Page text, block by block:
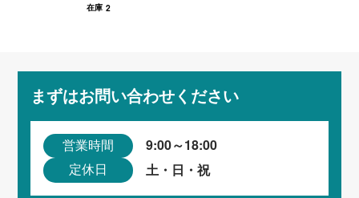
在庫 2
まずはお問い合わせください
営業時間 9:00～18:00
定休日 土・日・祝